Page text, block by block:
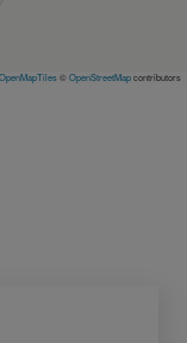
OpenMapTiles©OpenStreetMapcontributors